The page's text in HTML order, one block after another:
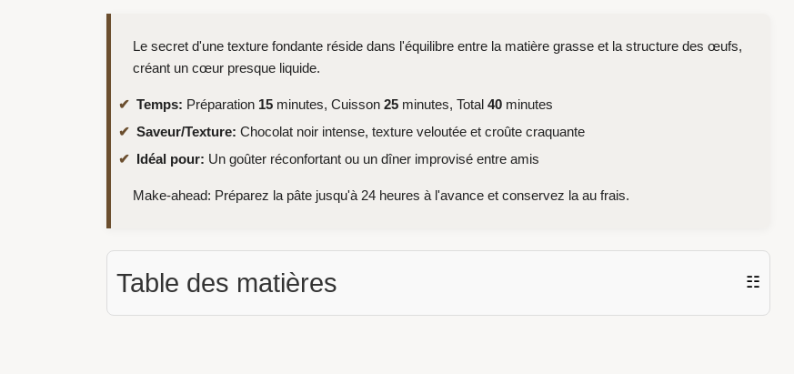
Le secret d'une texture fondante réside dans l'équilibre entre la matière grasse et la structure des œufs,
créant un cœur presque liquide.
Temps: Préparation 15 minutes, Cuisson 25 minutes, Total 40 minutes
Saveur/Texture: Chocolat noir intense, texture veloutée et croûte craquante
Idéal pour: Un goûter réconfortant ou un dîner improvisé entre amis
Make-ahead: Préparez la pâte jusqu'à 24 heures à l'avance et conservez la au frais.
Table des matières ☷